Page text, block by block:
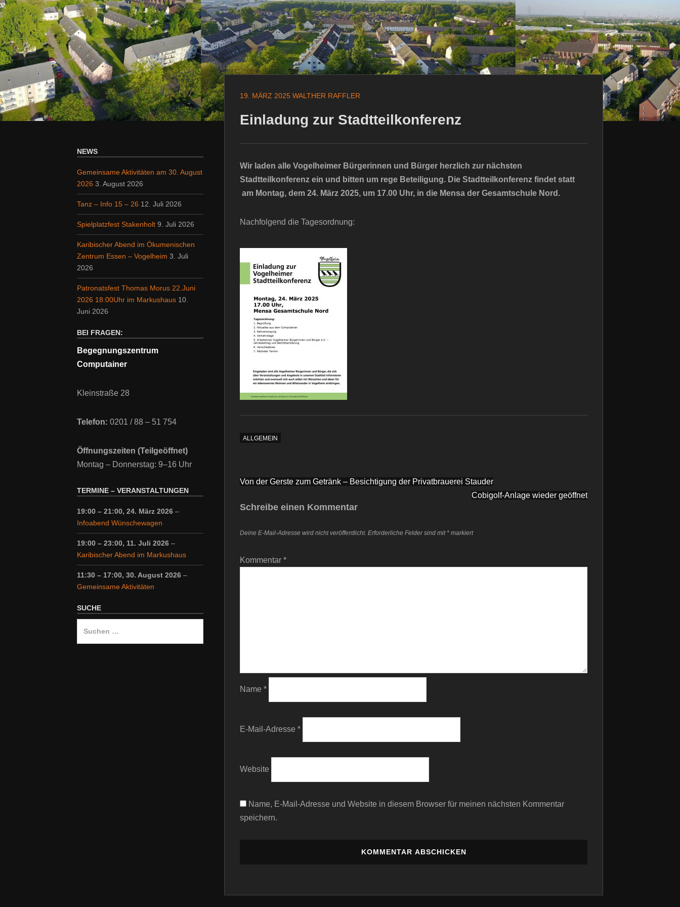
19. MÄRZ 2025 WALTHER RAFFLER
Einladung zur Stadtteilkonferenz
Wir laden alle Vogelheimer Bürgerinnen und Bürger herzlich zur nächsten
Stadtteilkonferenz ein und bitten um rege Beteiligung. Die Stadtteilkonferenz findet statt
am Montag, dem 24. März 2025, um 17.00 Uhr, in die Mensa der Gesamtschule Nord.
Nachfolgend die Tagesordnung:
ALLGEMEIN
Beitragsnavigation
Von der Gerste zum Getränk – Besichtigung der Privatbrauerei Stauder
Cobigolf-Anlage wieder geöffnet
Schreibe einen Kommentar
Deine E-Mail-Adresse wird nicht veröffentlicht. Erforderliche Felder sind mit * markiert
Kommentar*
Name*
E-Mail-Adresse*
Website
Name, E-Mail-Adresse und Website in diesem Browser für meinen nächsten Kommentar
speichern.
NEWS
Gemeinsame Aktivitäten am 30. August
2026 3. August 2026
Tanz – Info 15 – 26 12. Juli 2026
Spielplatzfest Stakenholt 9. Juli 2026
Karibischer Abend im Ökumenischen
Zentrum Essen – Vogelheim 3. Juli
2026
Patronatsfest Thomas Morus 22.Juni
2026 18:00Uhr im Markushaus 10.
Juni 2026
BEI FRAGEN:
Begegnungszentrum
Computainer
Kleinstraße 28
Telefon: 0201 / 88 – 51 754
Öffnungszeiten (Teilgeöffnet)
Montag – Donnerstag: 9–16 Uhr
TERMINE – VERANSTALTUNGEN
19:00 – 21:00, 24. März 2026 –
Infoabend Wünschewagen
19:00 – 23:00, 11. Juli 2026 –
Karibischer Abend im Markushaus
11:30 – 17:00, 30. August 2026 –
Gemeinsame Aktivitäten
SUCHE